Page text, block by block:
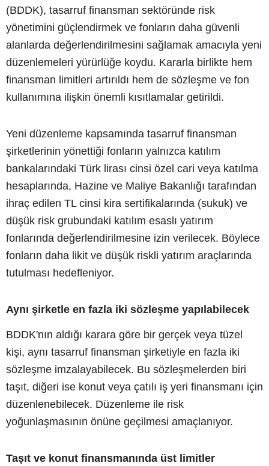
(BDDK), tasarruf finansman sektöründe risk
yönetimini güçlendirmek ve fonların daha güvenli
alanlarda değerlendirilmesini sağlamak amacıyla yeni
düzenlemeleri yürürlüğe koydu. Kararla birlikte hem
finansman limitleri artırıldı hem de sözleşme ve fon
kullanımına ilişkin önemli kısıtlamalar getirildi.
Yeni düzenleme kapsamında tasarruf finansman
şirketlerinin yönettiği fonların yalnızca katılım
bankalarındaki Türk lirası cinsi özel cari veya katılma
hesaplarında, Hazine ve Maliye Bakanlığı tarafından
ihraç edilen TL cinsi kira sertifikalarında (sukuk) ve
düşük risk grubundaki katılım esaslı yatırım
fonlarında değerlendirilmesine izin verilecek. Böylece
fonların daha likit ve düşük riskli yatırım araçlarında
tutulması hedefleniyor.
Aynı şirketle en fazla iki sözleşme yapılabilecek
BDDK'nın aldığı karara göre bir gerçek veya tüzel
kişi, aynı tasarruf finansman şirketiyle en fazla iki
sözleşme imzalayabilecek. Bu sözleşmelerden biri
taşıt, diğeri ise konut veya çatılı iş yeri finansmanı için
düzenlenebilecek. Düzenleme ile risk
yoğunlaşmasının önüne geçilmesi amaçlanıyor.
Taşıt ve konut finansmanında üst limitler